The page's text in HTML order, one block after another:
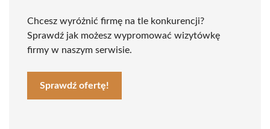
Chcesz wyróżnić firmę na tle konkurencji?
Sprawdź jak możesz wypromować wizytówkę
firmy w naszym serwisie.
Sprawdź ofertę!